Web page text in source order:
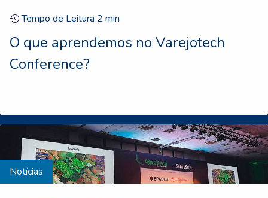
Tempo de Leitura 2 min
O que aprendemos no Varejotech
Conference?
Notícias